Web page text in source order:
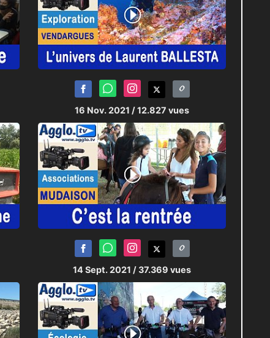
16 Nov. 2021 / 12.827 vues
14 Sept. 2021 / 37.369 vues